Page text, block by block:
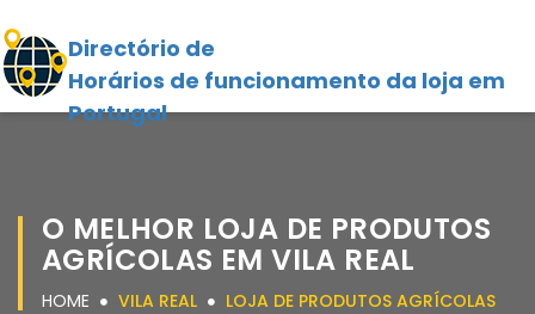
Directório de
Horários de funcionamento da loja em
Portugal
O MELHOR LOJA DE PRODUTOS
AGRÍCOLAS EM VILA REAL
HOME VILA REAL LOJA DE PRODUTOS AGRÍCOLAS